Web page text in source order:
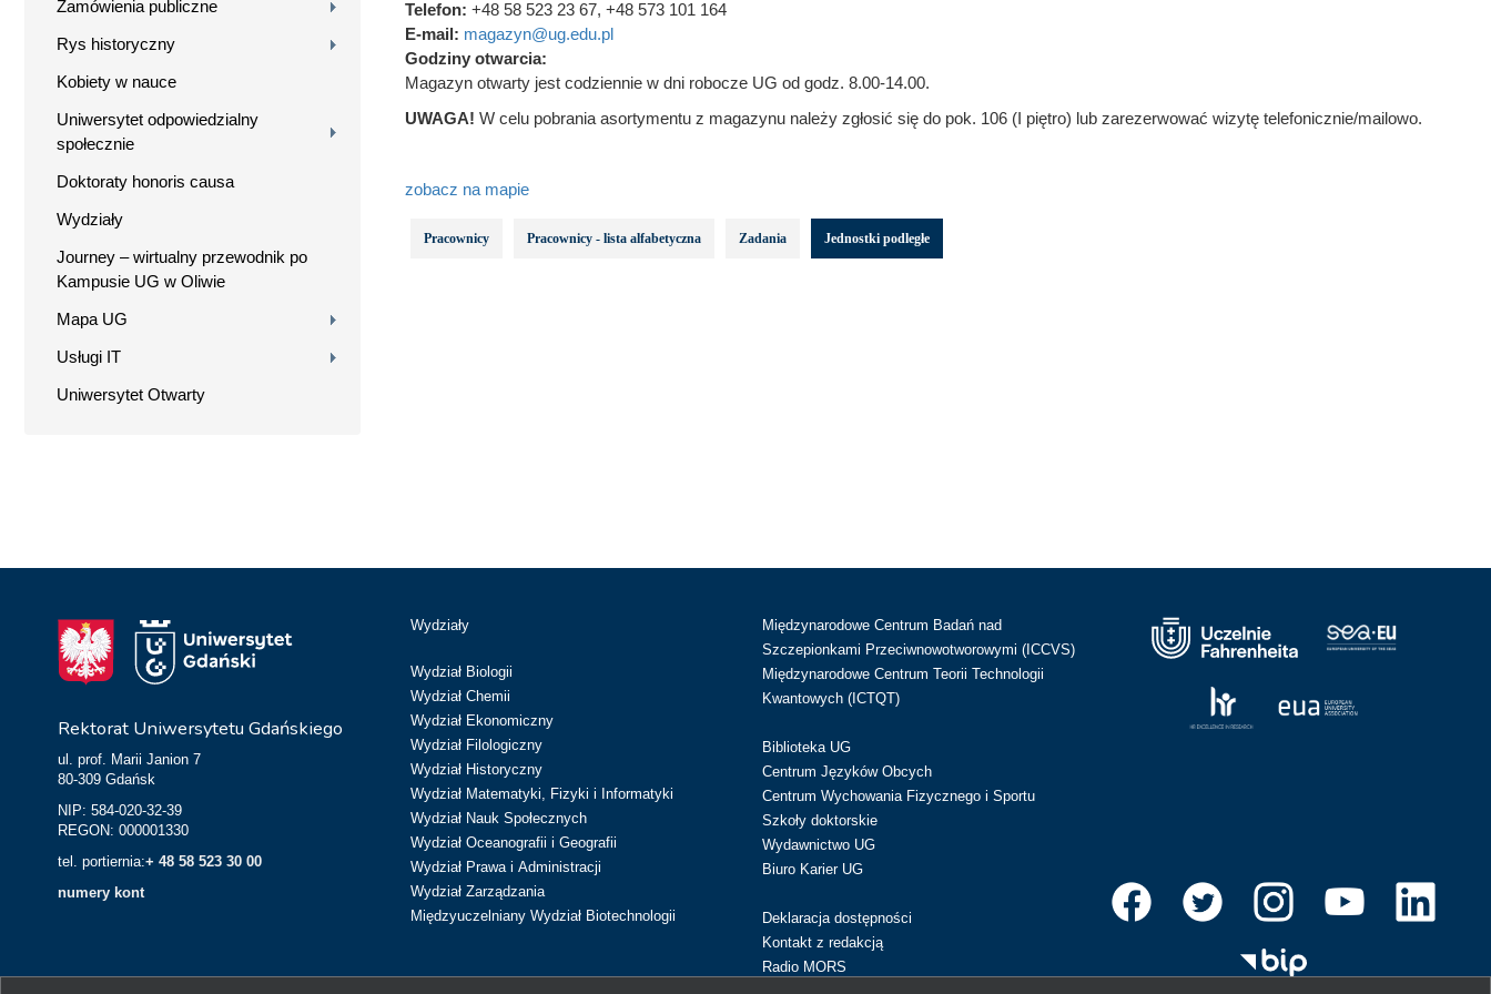
Zamówienia publiczne
Rys historyczny
Kobiety w nauce
Uniwersytet odpowiedzialny
społecznie
Doktoraty honoris causa
Wydziały
Journey – wirtualny przewodnik po
Kampusie UG w Oliwie
Mapa UG
Usługi IT
Uniwersytet Otwarty
Telefon: +48 58 523 23 67, +48 573 101 164
E-mail: magazyn@ug.edu.pl
Godziny otwarcia:
Magazyn otwarty jest codziennie w dni robocze UG od godz. 8.00-14.00.
UWAGA! W celu pobrania asortymentu z magazynu należy zgłosić się do pok. 106 (I piętro) lub zarezerwować wizytę telefonicznie/mailowo.
zobacz na mapie
Pracownicy Pracownicy - lista alfabetyczna Zadania Jednostki podległe
Rektorat Uniwersytetu Gdańskiego
ul. prof. Marii Janion 7
80-309 Gdańsk
NIP: 584-020-32-39
REGON: 000001330
tel. portiernia:+ 48 58 523 30 00
numery kont
Wydziały
Wydział Biologii
Wydział Chemii
Wydział Ekonomiczny
Wydział Filologiczny
Wydział Historyczny
Wydział Matematyki, Fizyki i Informatyki
Wydział Nauk Społecznych
Wydział Oceanografii i Geografii
Wydział Prawa i Administracji
Wydział Zarządzania
Międzyuczelniany Wydział Biotechnologii
Międzynarodowe Centrum Badań nad
Szczepionkami Przeciwnowotworowymi (ICCVS)
Międzynarodowe Centrum Teorii Technologii
Kwantowych (ICTQT)
Biblioteka UG
Centrum Języków Obcych
Centrum Wychowania Fizycznego i Sportu
Szkoły doktorskie
Wydawnictwo UG
Biuro Karier UG
Deklaracja dostępności
Kontakt z redakcją
Radio MORS